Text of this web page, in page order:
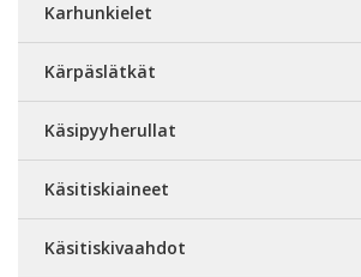
Karhunkielet
Kärpäslätkät
Käsipyyherullat
Käsitiskiaineet
Käsitiskivaahdot